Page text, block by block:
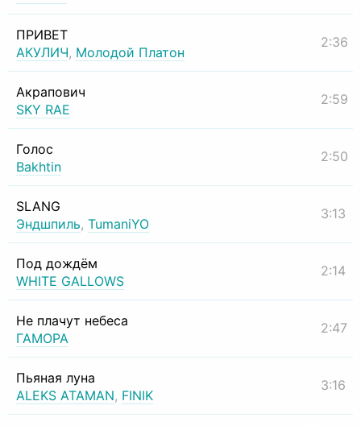
ПРИВЕТ
АКУЛИЧ, Молодой Платон
2:36
Акрапович
SKY RAE
2:59
Голос
Bakhtin
2:50
SLANG
Эндшпиль, TumaniYO
3:13
Под дождём
WHITE GALLOWS
2:14
Не плачут небеса
ГАМОРА
2:47
Пьяная луна
ALEKS ATAMAN, FINIK
3:16